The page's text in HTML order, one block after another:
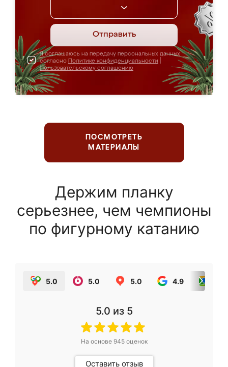
Отправить
Я соглашаюсь на передачу персональных данных
согласно Политике конфиденциальности
Пользовательскому соглашению
ПОСМОТРЕТЬ
МАТЕРИАЛЫ
Держим планку
серьезнее, чем чемпионы
по фигурному катанию
5.0 5.0 5.0 4.9
5.0 из 5
На основе 945оценок
Оставить отзыв